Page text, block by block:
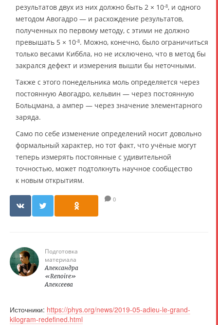
результатов двух из них должно быть 2 × 10-8, и одного
методом Авогадро — и расхождение результатов,
полученных по первому методу, с этими не должно
превышать 5 × 10-8. Можно, конечно, было ограничиться
только весами Киббла, но не исключено, что в метод бы
закрался дефект и измерения вышли бы неточными.
Также с этого понедельника моль определяется через
постоянную Авогадро, кельвин — через постоянную
Больцмана, а ампер — через значение элементарного
заряда.
Само по себе изменение определений носит довольно
формальный характер, но тот факт, что учёные могут
теперь измерять постоянные с удивительной
точностью, может подтолкнуть научное сообщество
к новым открытиям.
0
Подготовка
материала
Александра
«Renoire»
Алексеева
Источники: https://phys.org/news/2019-05-adieu-le-grand-
kilogram-redefined.html